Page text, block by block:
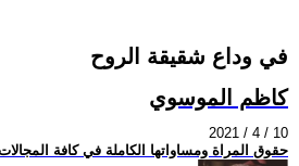
في وداع شقيقة الروح
كاظم الموسوي
2021 / 4 / 10
حقوق المراة ومساواتها الكاملة في كافة